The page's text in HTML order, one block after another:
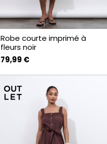
Robe courte imprimé à
fleurs noir
79,99 €